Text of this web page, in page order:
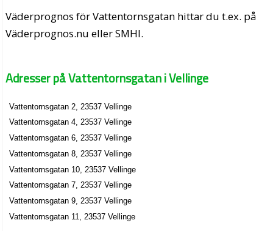
Väderprognos för Vattentornsgatan hittar du t.ex. på
Väderprognos.nu eller SMHI.
Adresser på Vattentornsgatan i Vellinge
Vattentornsgatan 2, 23537 Vellinge
Vattentornsgatan 4, 23537 Vellinge
Vattentornsgatan 6, 23537 Vellinge
Vattentornsgatan 8, 23537 Vellinge
Vattentornsgatan 10, 23537 Vellinge
Vattentornsgatan 7, 23537 Vellinge
Vattentornsgatan 9, 23537 Vellinge
Vattentornsgatan 11, 23537 Vellinge